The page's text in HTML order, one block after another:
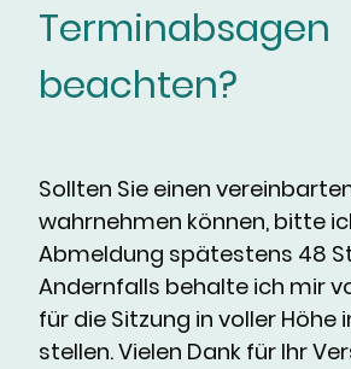
Terminabsagen
beachten?
Sollten Sie einen
wahrnehmen können, bitte
Abmeldung spätestens 48
Andernfalls behalte ich mir
für die Sitzung in voller Höhe
stellen. Vielen Dank für Ihr